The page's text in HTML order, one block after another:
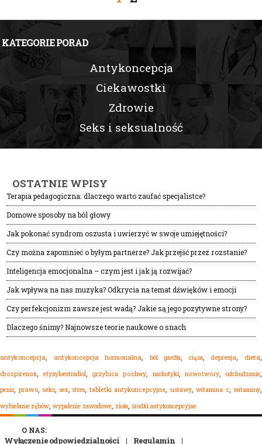
KATEGORIE PORAD
Antykoncepcja
Ciekawostki
Zdrowie
Seks i seksualność
OSTATNIE WPISY
Terapia pedagogiczna: dlaczego warto zaufać specjalistce?
Domowe sposoby na ból głowy
Jak pokonać syndrom oszusta i uwierzyć w swoje umiejętności?
Czy można zapomnieć o byłym partnerze? Jak przejść przez rozstanie?
Inteligencja emocjonalna – czym jest i jak ją rozwijać?
Jak wpływa na nas muzyka? Odkrycia na temat dźwięków i emocji
Czy perfekcjonizm zawsze jest wadą? Jakie są jego pozytywne strony?
Dlaczego śnimy? Najnowsze teorie naukowe o snach
antykoncepcja antykoncepcja hormonalna ból gardła ciąża depresja ,dieta
drospirenon etynyloestradiol grzybica pochwy narkotyki ,nowotwory ,odchudzanie
penis prawo, seks sex, stres tabletki antykoncepcyjne ustawy, witamina c, witaminy
wybielanie zębów wypalenie zawodowe zioła środki antykoncepcyjne
O NAS:
Wyłączenie odpowiedzialności Regulamin